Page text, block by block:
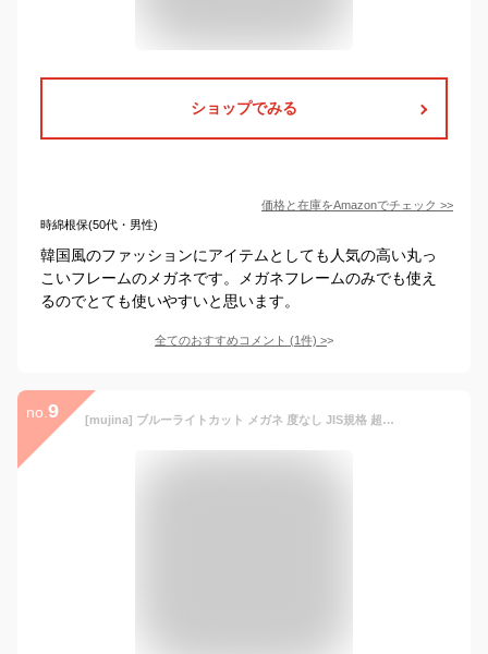
ショップでみる
価格と在庫をAmazonでチェック >>
時綿根保(50代・男性)
韓国風のファッションにアイテムとしても人気の高い丸っ
こいフレームのメガネです。メガネフレームのみでも使え
るのでとても使いやすいと思います。
全てのおすすめコメント (1件) >
no. 9 [mujina] ブルーライトカット メガネ 度なし JIS規格 超軽量 TR90フレーム PCメガネ UVカット パソコン用 視力保護 ウェリントン型 伊達メガネ 男女兼用【国内検査機関試験済】 (クリア)